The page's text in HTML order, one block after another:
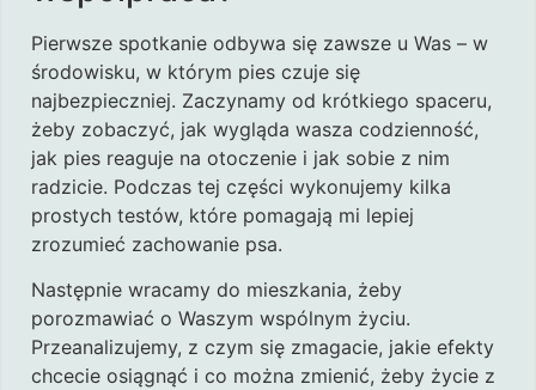
Pierwsze spotkanie odbywa się zawsze u Was – w
środowisku, w którym pies czuje się
najbezpieczniej. Zaczynamy od krótkiego spaceru,
żeby zobaczyć, jak wygląda wasza codzienność,
jak pies reaguje na otoczenie i jak sobie z nim
radzicie. Podczas tej części wykonujemy kilka
prostych testów, które pomagają mi lepiej
zrozumieć zachowanie psa.
Następnie wracamy do mieszkania, żeby
porozmawiać o Waszym wspólnym życiu.
Przeanalizujemy, z czym się zmagacie, jakie efekty
chcecie osiągnąć i co można zmienić, żeby życie z